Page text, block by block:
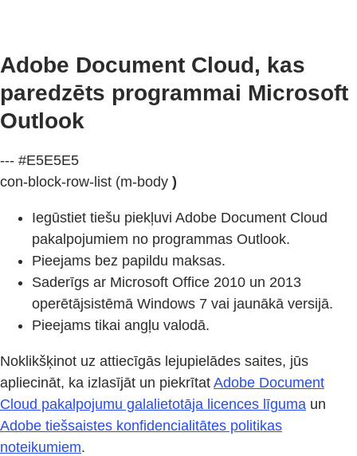
Adobe Document Cloud, kas
paredzēts programmai Microsoft
Outlook
--- #E5E5E5
con-block-row-list (m-body )
Iegūstiet tiešu piekļuvi Adobe Document Cloud
pakalpojumiem no programmas Outlook.
Pieejams bez papildu maksas.
Saderīgs ar Microsoft Office 2010 un 2013
operētājsistēmā Windows 7 vai jaunākā versijā.
Pieejams tikai angļu valodā.
Noklikšķinot uz attiecīgās lejupielādes saites, jūs
apliecināt, ka izlasījāt un piekrītat Adobe Document
Cloud pakalpojumu galalietotāja licences līguma un
Adobe tiešsaistes konfidencialitātes politikas
noteikumiem.